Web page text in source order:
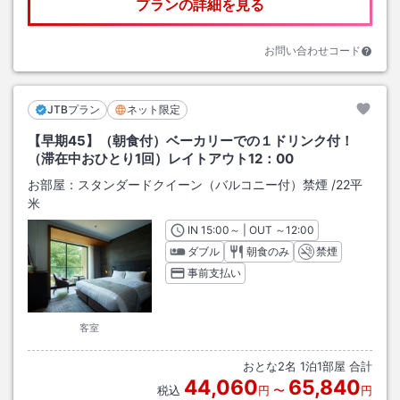
プランの詳細を見る
お問い合わせコード
JTBプラン ネット限定
【早期45】（朝食付）ベーカリーでの１ドリンク付！
（滞在中おひとり1回）レイトアウト12：00
お部屋： スタンダードクイーン（バルコニー付）禁煙 /22平
米
客室
INチェックイン
15:00 ～ | OUT チェックアウト
～12:00
ダブル
朝食のみ
禁煙
事前支払い
おとな2名 1泊1部屋 合計
税込 44,060円 〜 65,840円